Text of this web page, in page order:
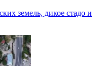
земель, дикое стадо и